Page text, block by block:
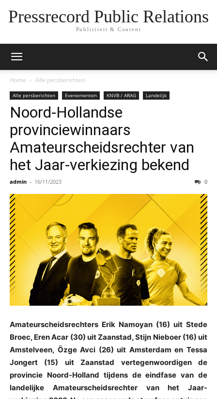
Pressrecord Public Relations
Publiciteit & Content
Home Alle persberichten
Alle persberichten Evenementen KNVB / ARAG Landelijk
Noord-Hollandse
provinciewinnaars
Amateurscheidsrechter van
het Jaar-verkiezing bekend
admin - 16/11/2023 0
Amateurscheidsrechters Erik Namoyan (16) uit Stede
Broec, Eren Acar (30) uit Zaanstad, Stijn Nieboer (16) uit
Amstelveen, Özge Avci (26) uit Amsterdam en Tessa
Jongert (15) uit Zaanstad vertegenwoordigen de
provincie Noord-Holland tijdens de eindfase van de
landelijke Amateurscheidsrechter van het Jaar-